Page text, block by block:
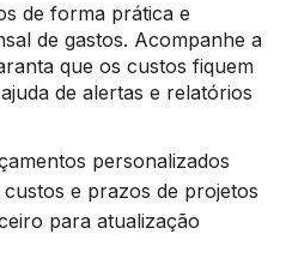
de forma prática e
de gastos. Acompanhe a
que os custos fiquem
de alertas e relatórios
personalizados
e prazos de projetos
para atualização